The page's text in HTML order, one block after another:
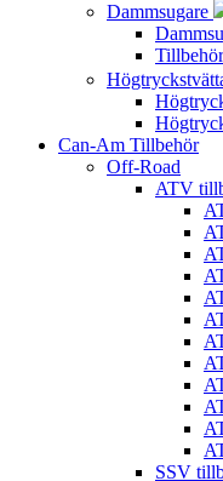
Dammsugare
Can-Am Tillbehör
Off-Road
ATV
SSV